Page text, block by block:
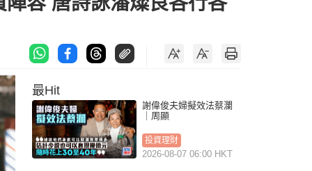
最Hit
謝偉俊夫婦擬效法蔡瀾
｜周顯
投資理財
2026-08-07 06:00 HKT